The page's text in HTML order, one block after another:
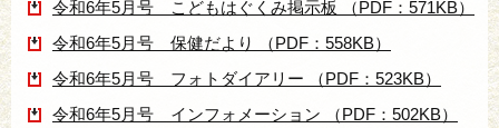
令和6年5月号 こどもはぐくみ掲示板 （PDF：571KB）
令和6年5月号 保健だより （PDF：558KB）
令和6年5月号 フォトダイアリー （PDF：523KB）
令和6年5月号 インフォメーション （PDF：502KB）